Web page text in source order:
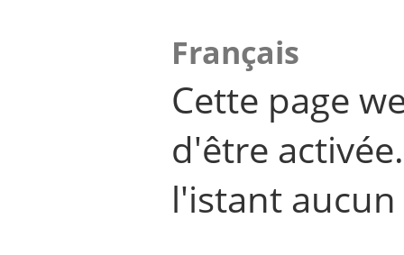
Français
Cette page
d'être
l'istant